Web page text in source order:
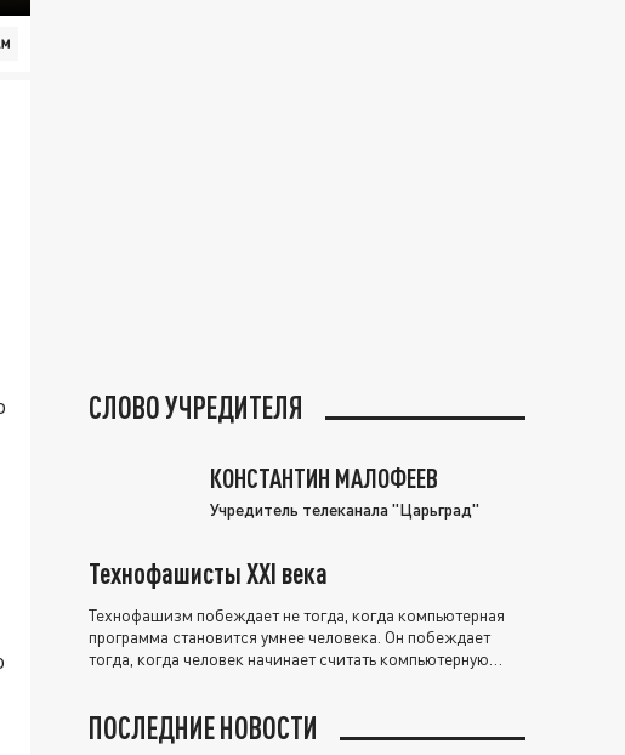
СЛОВО УЧРЕДИТЕЛЯ
КОНСТАНТИН МАЛОФЕЕВ
Учредитель телеканала "Царьград"
Технофашисты XXI века
Технофашизм побеждает не тогда, когда компьютерная
программа становится умнее человека. Он побеждает
тогда, когда человек начинает считать компьютерную
ПОСЛЕДНИЕ НОВОСТИ